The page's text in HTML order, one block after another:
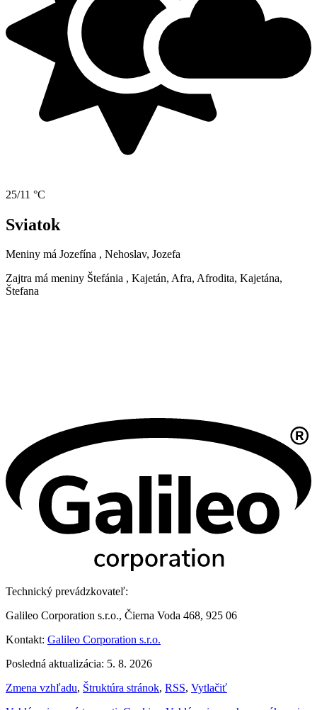
25/11 °C
Sviatok
Meniny má Jozefína , Nehoslav, Jozefa
Zajtra má meniny Štefánia , Kajetán, Afra, Afrodita, Kajetána,
Štefana
Technický prevádzkovateľ:
Galileo Corporation s.r.o., Čierna Voda 468, 925 06
Kontakt: Galileo Corporation s.r.o.
Posledná aktualizácia: 5. 8. 2026
Zmena vzhľadu, Štruktúra stránok, RSS, Vytlačiť